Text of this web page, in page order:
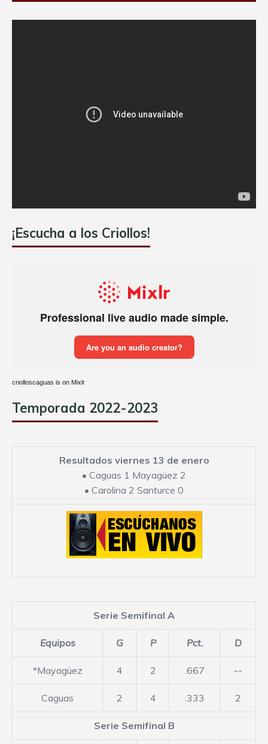
¡Escucha a los Criollos!
criolloscaguas is on Mixlr
Temporada 2022-2023
Resultados viernes 13 de enero
• Caguas 1 Mayagüez 2
• Carolina 2 Santurce 0
Serie Semifinal A
Equipos G P Pct. D
*Mayagüez 4 2 .667 --
Caguas 2 4 .333 2
Serie Semifinal B